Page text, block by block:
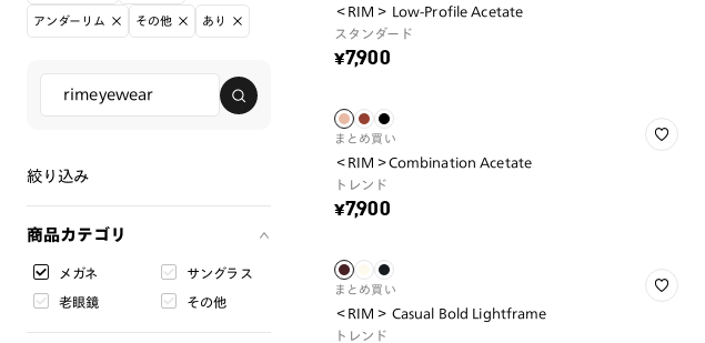
アンダーリム その他 あり
絞り込み
商品カテゴリ
メガネ サングラス
老眼鏡 その他
＜RIM＞ Low-Profile Acetate
スタンダード
¥7,900
まとめ買い
＜RIM＞Combination Acetate
トレンド
¥7,900
まとめ買い
＜RIM＞ Casual Bold Lightframe
トレンド